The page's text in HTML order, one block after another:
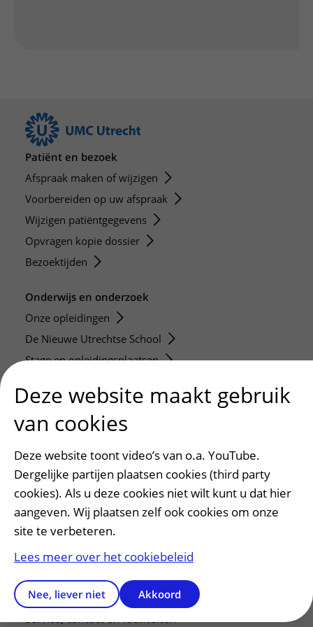
Patiënt en bezoek
Afspraak maken of wijzigen
Voorbereiden op uw afspraak
Wijzigen patiëntgegevens
Opvragen kopie dossier
Bezoektijden
Onderwijs en onderzoek
Onze opleidingen
De Nieuwe Utrechtse School
Stage en opleidingsplaatsen
Strategic programs
Research groups
Verwijzers
Mijn patiënt verwijzen
Diagnostiek aanvragen
Zorgverlenersportaal
Service, contact en faciliteiten
Deze website maakt gebruik
van cookies
Deze website toont video’s van o.a. YouTube.
Dergelijke partijen plaatsen cookies (third party
cookies). Als u deze cookies niet wilt kunt u dat hier
aangeven. Wij plaatsen zelf ook cookies om onze
site te verbeteren.
Lees meer over het cookiebeleid
Nee, liever niet Akkoord